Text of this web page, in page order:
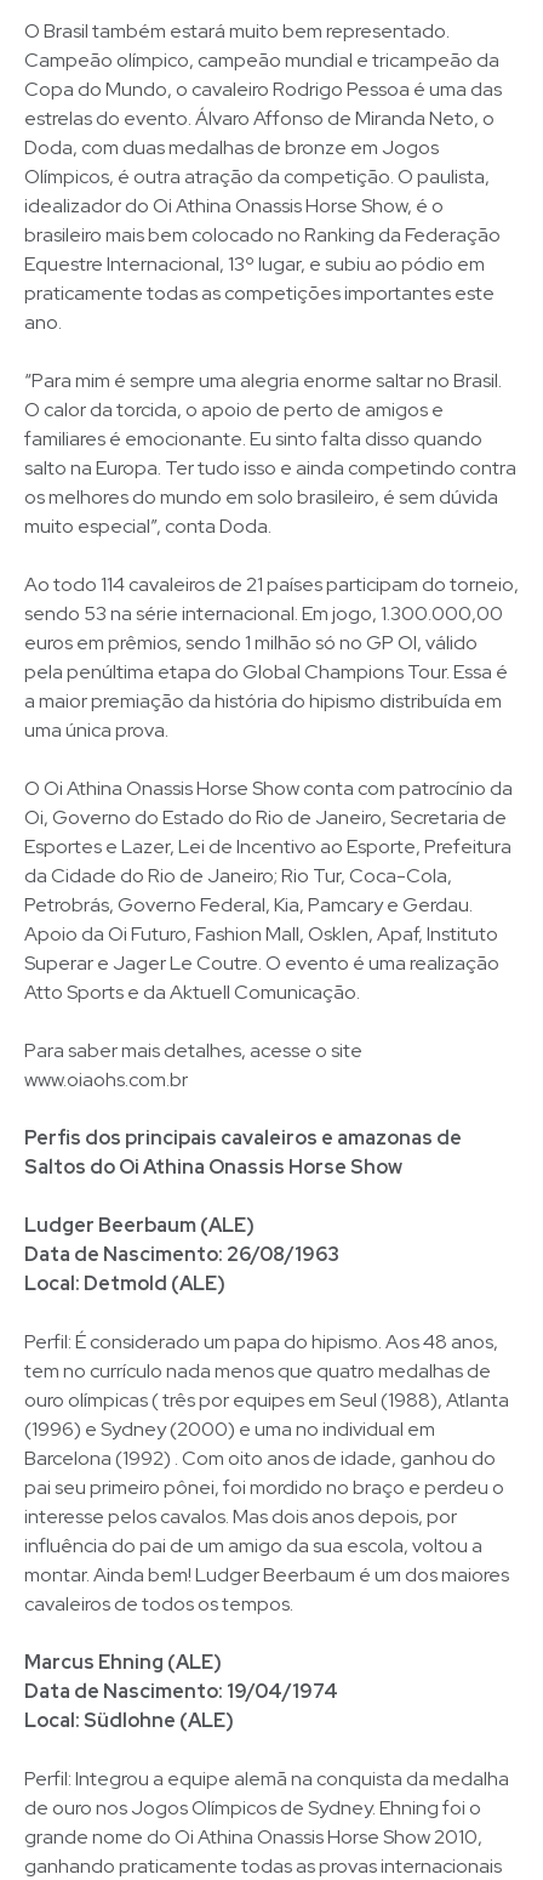
O Brasil também estará muito bem representado.
Campeão olímpico, campeão mundial e tricampeão da
Copa do Mundo, o cavaleiro Rodrigo Pessoa é uma das
estrelas do evento. Álvaro Affonso de Miranda Neto, o
Doda, com duas medalhas de bronze em Jogos
Olímpicos, é outra atração da competição. O paulista,
idealizador do Oi Athina Onassis Horse Show, é o
brasileiro mais bem colocado no Ranking da Federação
Equestre Internacional, 13º lugar, e subiu ao pódio em
praticamente todas as competições importantes este
ano.
“Para mim é sempre uma alegria enorme saltar no Brasil.
O calor da torcida, o apoio de perto de amigos e
familiares é emocionante. Eu sinto falta disso quando
salto na Europa. Ter tudo isso e ainda competindo contra
os melhores do mundo em solo brasileiro, é sem dúvida
muito especial”, conta Doda.
Ao todo 114 cavaleiros de 21 países participam do torneio,
sendo 53 na série internacional. Em jogo, 1.300.000,00
euros em prêmios, sendo 1 milhão só no GP OI, válido
pela penúltima etapa do Global Champions Tour. Essa é
a maior premiação da história do hipismo distribuída em
uma única prova.
O Oi Athina Onassis Horse Show conta com patrocínio da
Oi, Governo do Estado do Rio de Janeiro, Secretaria de
Esportes e Lazer, Lei de Incentivo ao Esporte, Prefeitura
da Cidade do Rio de Janeiro; Rio Tur, Coca-Cola,
Petrobrás, Governo Federal, Kia, Pamcary e Gerdau.
Apoio da Oi Futuro, Fashion Mall, Osklen, Apaf, Instituto
Superar e Jager Le Coutre. O evento é uma realização
Atto Sports e da Aktuell Comunicação.
Para saber mais detalhes, acesse o site
www.oiaohs.com.br
Perfis dos principais cavaleiros e amazonas de
Saltos do Oi Athina Onassis Horse Show
Ludger Beerbaum (ALE)
Data de Nascimento: 26/08/1963
Local: Detmold (ALE)
Perfil: É considerado um papa do hipismo. Aos 48 anos,
tem no currículo nada menos que quatro medalhas de
ouro olímpicas ( três por equipes em Seul (1988), Atlanta
(1996) e Sydney (2000) e uma no individual em
Barcelona (1992) . Com oito anos de idade, ganhou do
pai seu primeiro pônei, foi mordido no braço e perdeu o
interesse pelos cavalos. Mas dois anos depois, por
influência do pai de um amigo da sua escola, voltou a
montar. Ainda bem! Ludger Beerbaum é um dos maiores
cavaleiros de todos os tempos.
Marcus Ehning (ALE)
Data de Nascimento: 19/04/1974
Local: Südlohne (ALE)
Perfil: Integrou a equipe alemã na conquista da medalha
de ouro nos Jogos Olímpicos de Sydney. Ehning foi o
grande nome do Oi Athina Onassis Horse Show 2010,
ganhando praticamente todas as provas internacionais